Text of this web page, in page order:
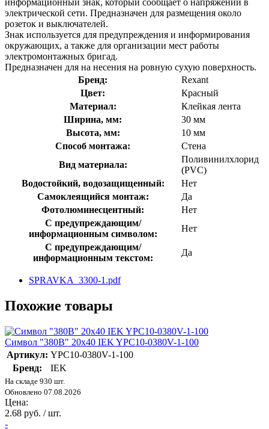
электрической сети. Предназначен для размещения около
розеток и выключателей.
Знак используется для предупреждения и информирования
окружающих, а также для организации мест работы
электромонтажных бригад.
Предназначен для на несения на ровную сухую поверхность.
Бренд:
Rexant
Цвет:
Красный
Материал:
Клейкая лента
Ширина, мм:
30 мм
Высота, мм:
10 мм
Способ монтажа:
Стена
Вид материала:
Поливинилхлорид
(PVC)
Водостойкий, водозащищенный:
Нет
Самоклеящийся монтаж:
Да
Фотолюминесцентный:
Нет
С предупреждающим/
информационным символом:
Нет
С предупреждающим/
информационным текстом:
Да
SPRAVKA_3300-1.pdf
Похожие товары
Символ "380В" 20х40 IEK YPC10-0380V-1-100
Артикул: YPC10-0380V-1-100
Бренд:
IEK
На складе 930 шт.
Обновлено 07.08.2026
Цена:
2.68 руб. / шт.
-